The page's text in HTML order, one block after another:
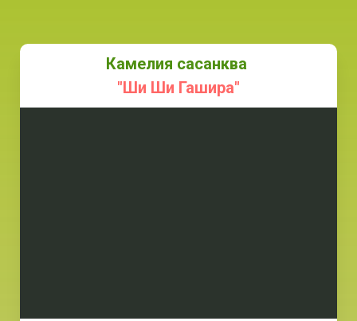
Камелия сасанква
"Ши Ши Гашира"